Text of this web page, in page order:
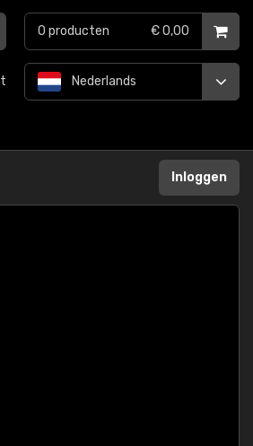
Nederlands
0 producten € 0,00
Inloggen